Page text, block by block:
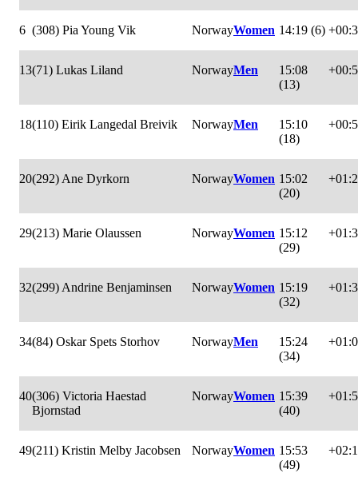
6 (308) Pia Young Vik NorwayWomen 14:19 (6)
13(71) Lukas Liland NorwayMen
15:08
(13)
18(110) Eirik Langedal Breivik NorwayMen
15:10
(18)
20(292) Ane Dyrkorn NorwayWomen 15:02
(20)
29(213) Marie Olaussen NorwayWomen 15:12
(29)
32(299) Andrine Benjaminsen NorwayWomen 15:19
(32)
34(84) Oskar Spets Storhov NorwayMen
15:24
(34)
40(306) Victoria Haestad
Bjornstad
NorwayWomen 15:39
(40)
49(211) Kristin Melby Jacobsen NorwayWomen 15:53
(49)